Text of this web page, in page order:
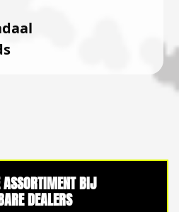
ASSORTIMENT BIJ
DEALERS